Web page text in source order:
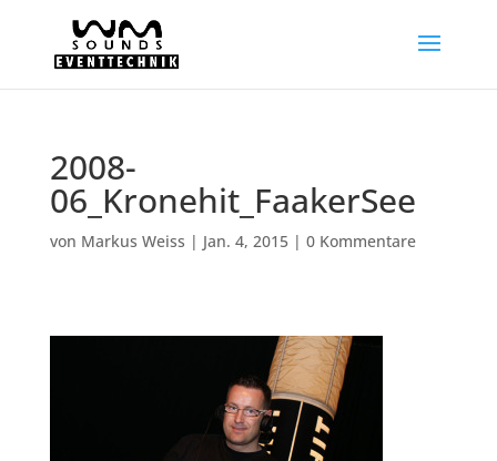
2008-
06_Kronehit_FaakerSee
von Markus Weiss | Jan. 4, 2015| 0 Kommentare